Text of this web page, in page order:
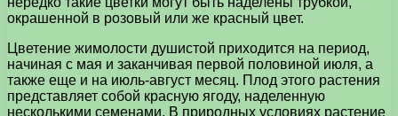
окрашенной в розовый или же красный цвет.
Цветение жимолости душистой приходится на период,
начиная с мая и заканчивая первой половиной июля, а
также еще и на июль-август месяц. Плод этого растения
представляет собой красную ягоду, наделенную
несколькими семенами. В природных условиях растение